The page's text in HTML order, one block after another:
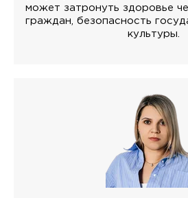
может затронуть здоровье
граждан, безопасность
культуры.